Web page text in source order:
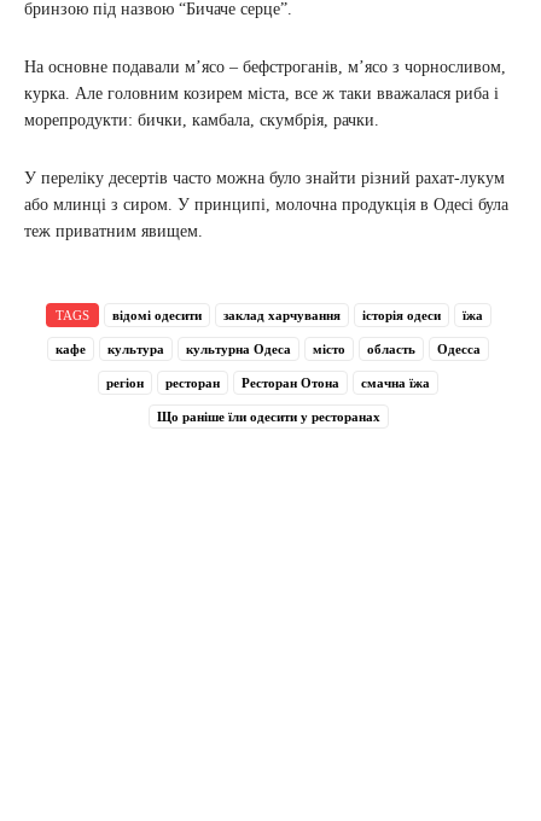
бринзою під назвою “Бичаче серце”.
На основне подавали м’ясо – бефстроганів, м’ясо з чорносливом,
курка. Але головним козирем міста, все ж таки вважалася риба і
морепродукти: бички, камбала, скумбрія, рачки.
У переліку десертів часто можна було знайти різний рахат-лукум
або млинці з сиром. У принципі, молочна продукція в Одесі була
теж приватним явищем.
TAGS відомі одесити заклад харчування історія одеси їжа
кафе культура культурна Одеса місто область Одесса
регіон ресторан Ресторан Отона смачна їжа
Що раніше їли одесити у ресторанах